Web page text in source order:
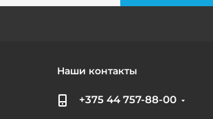
Наши контакты
+375 44 757-88-00